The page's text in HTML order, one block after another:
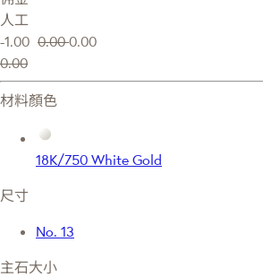
人工
-1.00 0.000.00
0.00
材料顏色
18K/750 White Gold
尺寸
No. 13
主石大小